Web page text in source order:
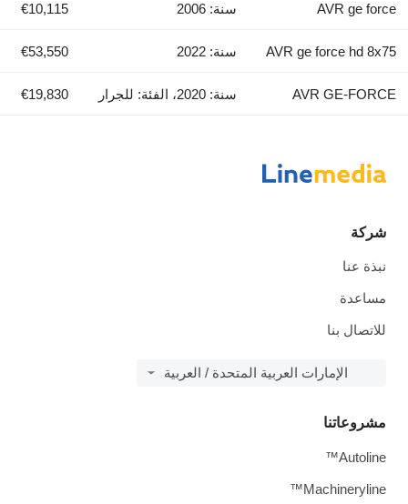
AVR ge force سنة: 2006 €10,115
AVR ge force hd 8x75 سنة: 2022 €53,550
AVR GE-FORCE سنة: 2020، الفئة: للجرار €19,830
شركة
نبذة عنا
مساعدة
للاتصال بنا
الإمارات العربية المتحدة / العربية
مشروعاتنا
Autoline™
Machineryline™